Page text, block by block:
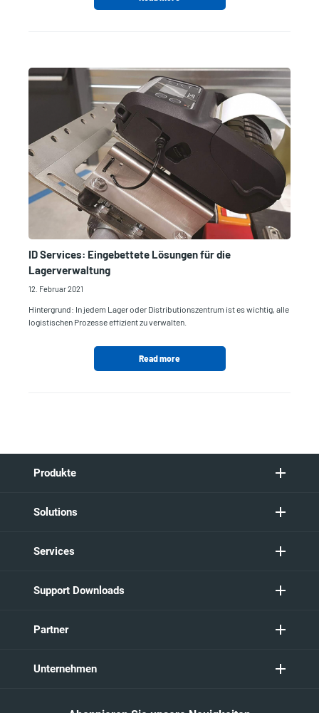
ID Services: Eingebettete Lösungen für die
Lagerverwaltung
12. Februar 2021
Hintergrund: In jedem Lager oder Distributionszentrum ist es wichtig, alle
logistischen Prozesse effizient zu verwalten.
Read more
Produkte
Solutions
Services
Support Downloads
Partner
Unternehmen